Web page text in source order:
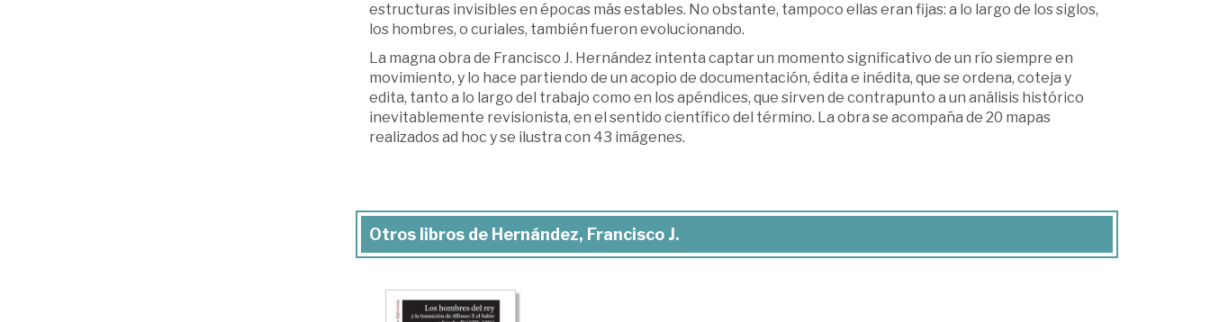
estructuras invisibles en épocas más estables. No obstante, tampoco ellas eran fijas: a lo largo de los siglos,
los hombres, o curiales, también fueron evolucionando.
La magna obra de Francisco J. Hernández intenta captar un momento significativo de un río siempre en
movimiento, y lo hace partiendo de un acopio de documentación, édita e inédita, que se ordena, coteja y
edita, tanto a lo largo del trabajo como en los apéndices, que sirven de contrapunto a un análisis histórico
inevitablemente revisionista, en el sentido científico del término. La obra se acompaña de 20 mapas
realizados ad hoc y se ilustra con 43 imágenes.
Otros libros de Hernández, Francisco J.